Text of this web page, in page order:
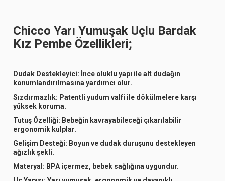
Chicco Yarı Yumuşak Uçlu Bardak
Kız Pembe Özellikleri;
Dudak Destekleyici: İnce oluklu yapı ile alt dudağın
konumlandırılmasına yardımcı olur.
Sızdırmazlık: Patentli yudum valfi ile dökülmelere karşı
yüksek koruma.
Tutuş Özelliği: Bebeğin kavrayabileceği çıkarılabilir
ergonomik kulplar.
Gelişim Desteği: Boyun ve dudak duruşunu destekleyen
ağızlık şekli.
Materyal: BPA içermez, bebek sağlığına uygundur.